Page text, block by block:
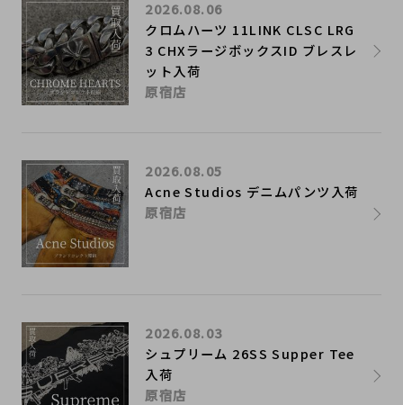
クロムハーツ 11LINK CLSC LRG
3 CHXラージボックスID ブレスレ
ット入荷
2026.08.06
原宿店
Acne Studios デニムパンツ入荷
2026.08.05
原宿店
シュプリーム 26SS Supper Tee
入荷
2026.08.03
原宿店